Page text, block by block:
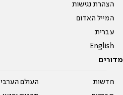
הצהרת נגישות
המייל האדום
עברית
English
מדורים
חדשות
העולם הערבי